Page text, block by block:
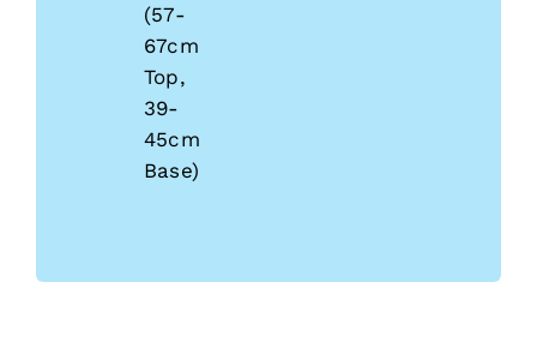
(57-
67cm
Top,
39-
45cm
Base)